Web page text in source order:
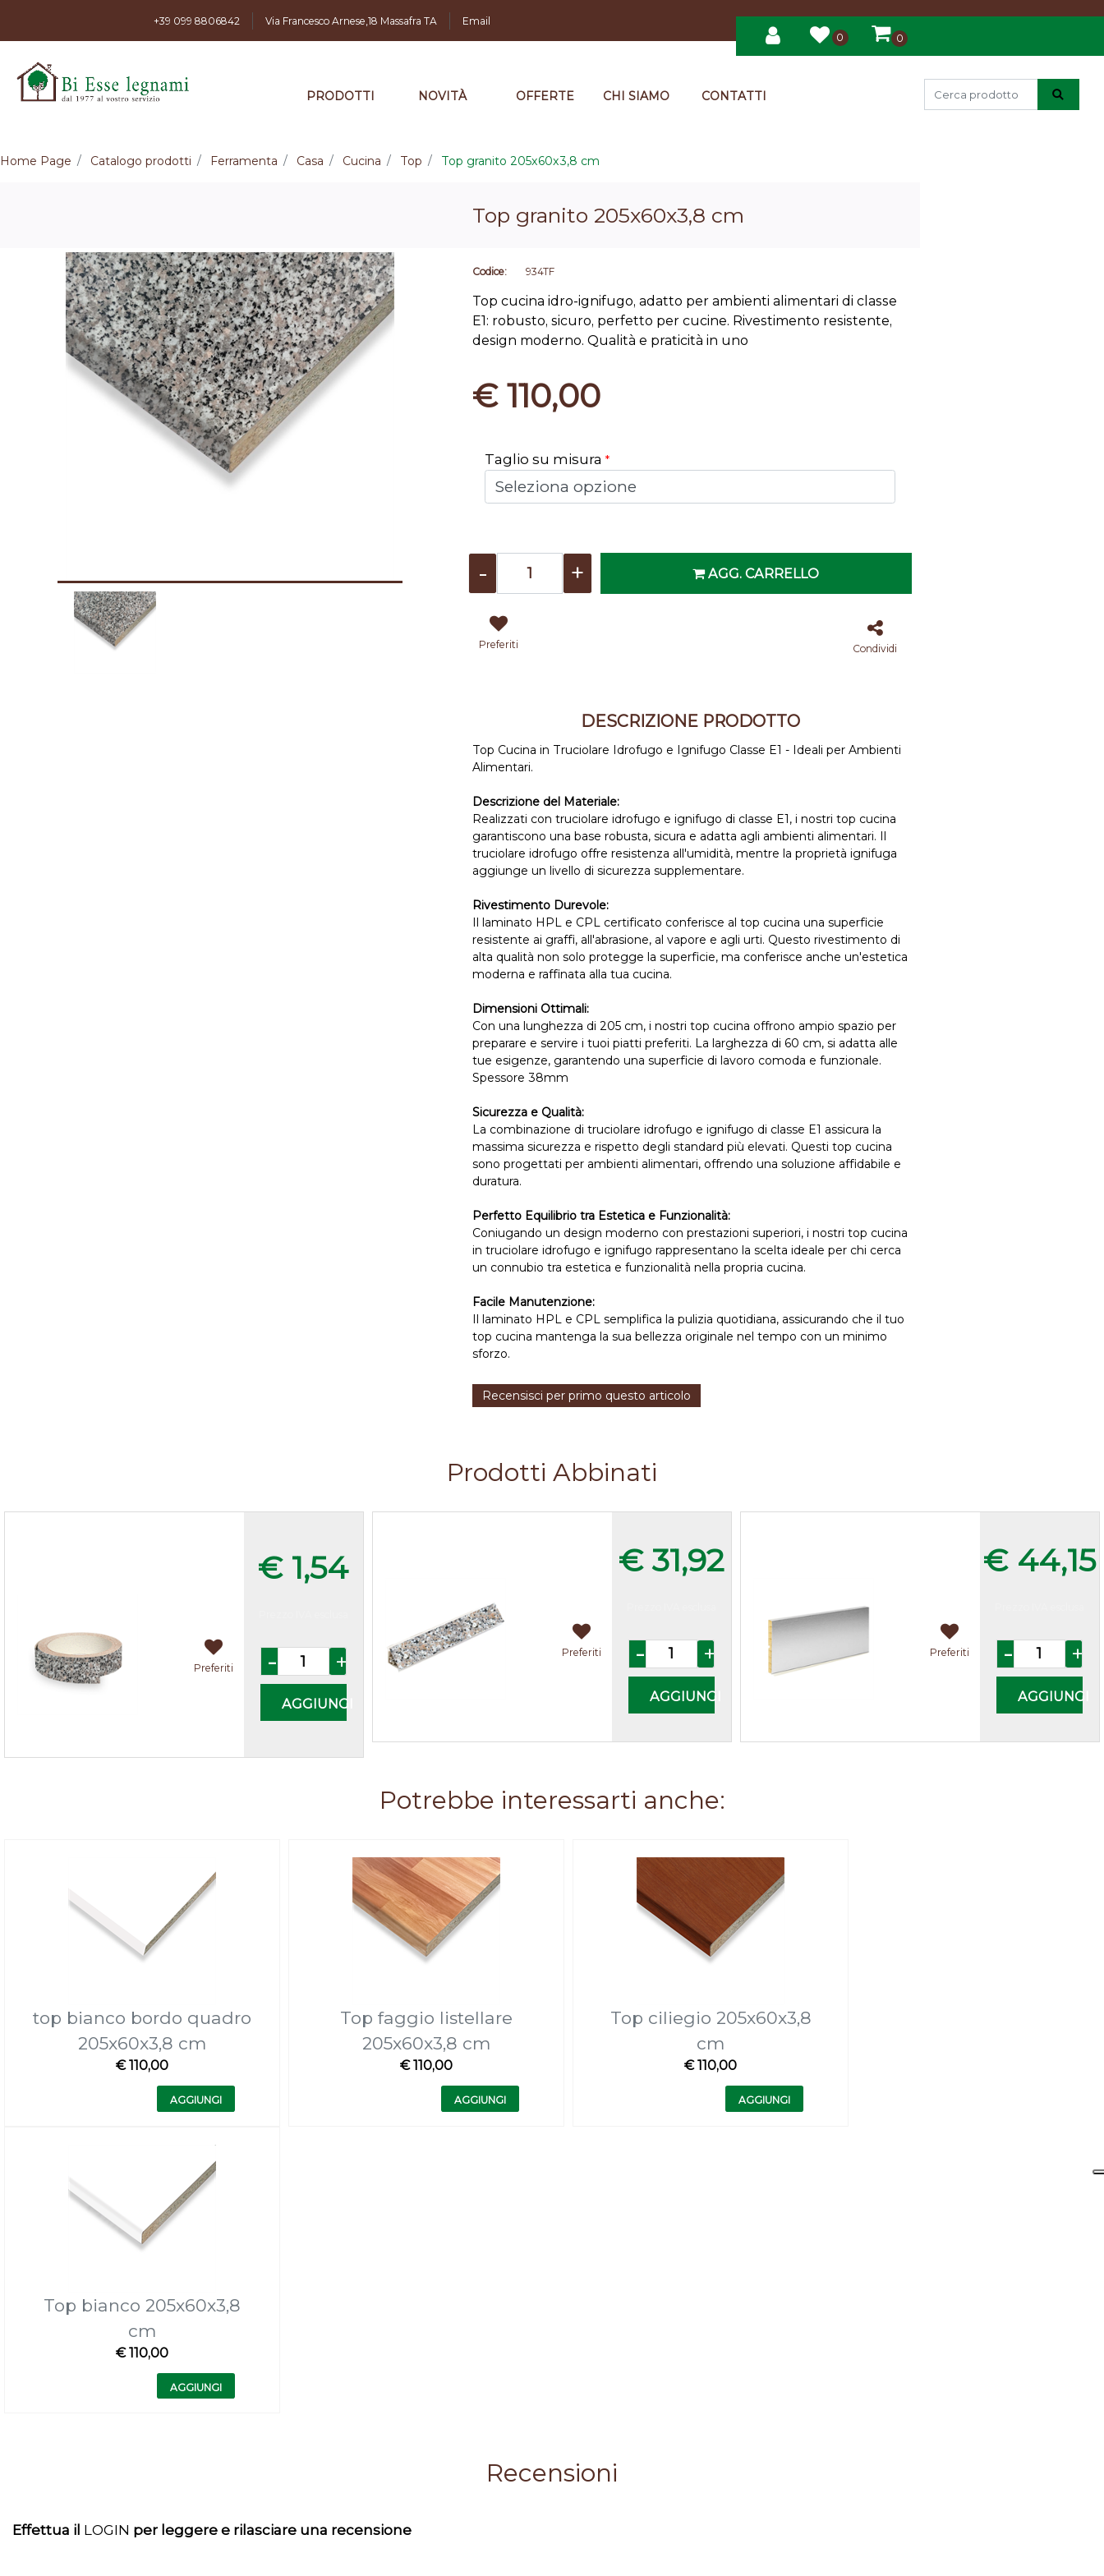
+39 099 8806842 Via Francesco Arnese,18 Massafra TA
Email
0
0
PRODOTTI NOVITÀ OFFERTE CHI SIAMO CONTATTI
Home Page Catalogo prodotti Ferramenta Casa Cucina Top Top granito 205x60x3,8 cm
Top granito 205x60x3,8 cm
Codice: 934TF
Top cucina idro-ignifugo, adatto per ambienti alimentari di classe
E1: robusto, sicuro, perfetto per cucine. Rivestimento resistente,
design moderno. Qualità e praticità in uno
€ 110,00
Taglio su misura *
AGG. CARRELLO
Preferiti Condividi
DESCRIZIONE PRODOTTO
Top Cucina in Truciolare Idrofugo e Ignifugo Classe E1 - Ideali per Ambienti
Alimentari.
Descrizione del Materiale:
Realizzati con truciolare idrofugo e ignifugo di classe E1, i nostri top cucina
garantiscono una base robusta, sicura e adatta agli ambienti alimentari. Il
truciolare idrofugo offre resistenza all'umidità, mentre la proprietà ignifuga
aggiunge un livello di sicurezza supplementare.
Rivestimento Durevole:
Il laminato HPL e CPL certificato conferisce al top cucina una superficie
resistente ai graffi, all'abrasione, al vapore e agli urti. Questo rivestimento di
alta qualità non solo protegge la superficie, ma conferisce anche un'estetica
moderna e raffinata alla tua cucina.
Dimensioni Ottimali:
Con una lunghezza di 205 cm, i nostri top cucina offrono ampio spazio per
preparare e servire i tuoi piatti preferiti. La larghezza di 60 cm, si adatta alle
tue esigenze, garantendo una superficie di lavoro comoda e funzionale.
Spessore 38mm
Sicurezza e Qualità:
La combinazione di truciolare idrofugo e ignifugo di classe E1 assicura la
massima sicurezza e rispetto degli standard più elevati. Questi top cucina
sono progettati per ambienti alimentari, offrendo una soluzione affidabile e
duratura.
Perfetto Equilibrio tra Estetica e Funzionalità:
Coniugando un design moderno con prestazioni superiori, i nostri top cucina
in truciolare idrofugo e ignifugo rappresentano la scelta ideale per chi cerca
un connubio tra estetica e funzionalità nella propria cucina.
Facile Manutenzione:
Il laminato HPL e CPL semplifica la pulizia quotidiana, assicurando che il tuo
top cucina mantenga la sua bellezza originale nel tempo con un minimo
sforzo.
Recensisci per primo questo articolo
Prodotti Abbinati
Preferiti
€ 1,54
Quantità
AGGIUNGI
Preferiti
€ 31,92
Quantità
AGGIUNGI
Preferiti
€ 44,15
Quantità
AGGIUNGI
Potrebbe interessarti anche:
top bianco bordo quadro
205x60x3,8 cm
€ 110,00
Quantità
AGGIUNGI
Top faggio listellare
205x60x3,8 cm
€ 110,00
Quantità
AGGIUNGI
Top ciliegio 205x60x3,8
cm
€ 110,00
Quantità
AGGIUNGI
Top bianco 205x60x3,8
cm
€ 110,00
Quantità
AGGIUNGI
Recensioni
Effettua il LOGIN per leggere e rilasciare una recensione